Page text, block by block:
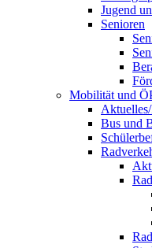
Jugend
Senioren
Mobilität und
Bus und